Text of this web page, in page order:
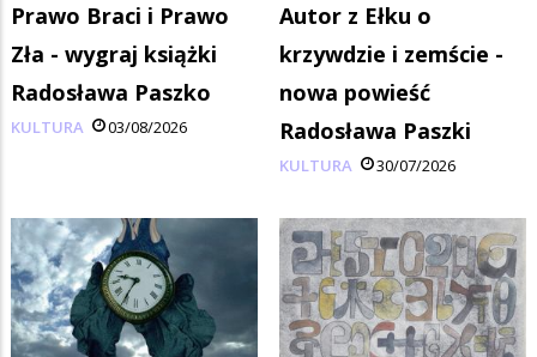
Prawo Braci i Prawo
Zła - wygraj książki
Radosława Paszko
KULTURA 03/08/2026
Autor z Ełku o
krzywdzie i zemście -
nowa powieść
Radosława Paszki
KULTURA 30/07/2026